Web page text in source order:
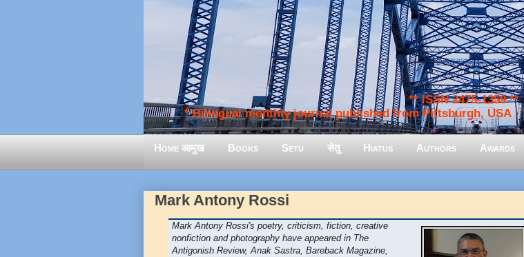
** ISSN 2475-1359 **
* Bilingual monthly journal published from Pittsburgh, USA ::
Home आमुख Books Setu सेतु Hiatus Authors Awards
Mark Antony Rossi
Mark Antony Rossi's poetry, criticism, fiction, creative
nonfiction and photography have appeared in The
Antigonish Review, Anak Sastra, Bareback Magazine,